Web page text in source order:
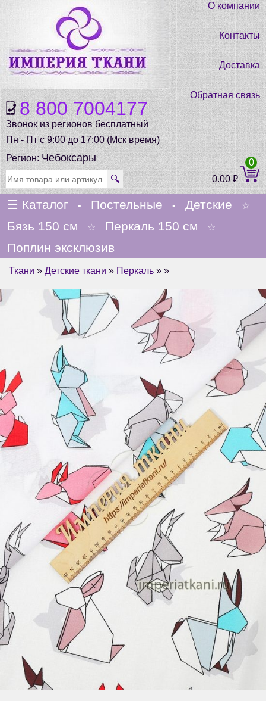
8 800 7004177
Звонок из регионов бесплатный
Пн - Пт с 9:00 до 17:00 (Мск время)
О компании
Контакты
Доставка
Обратная связь
Регион:Чебоксары
🔍 0.00₽
0
☰ Каталог • Постельные • Детские ☆
Бязь 150 см ☆ Перкаль 150 см ☆
Поплин эксклюзив
Ткани » Детские ткани » Перкаль » »